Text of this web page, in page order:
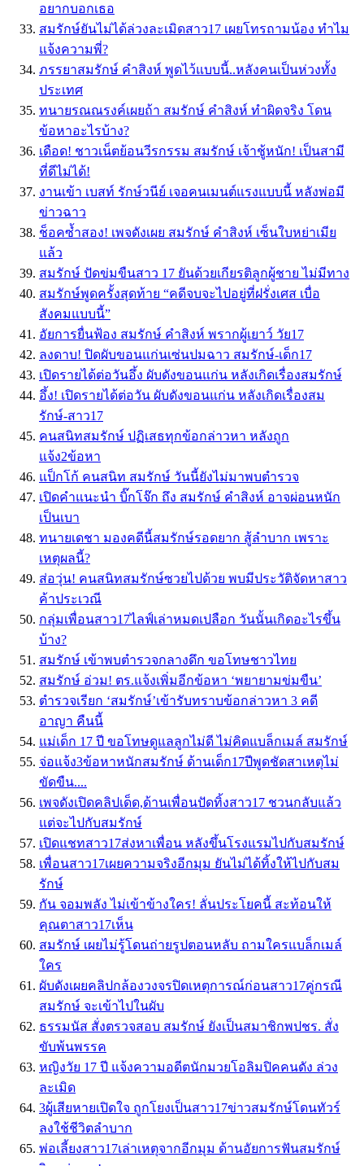
อยากบอกเธอ
สมรักษ์ยันไม่ได้ล่วงละเมิดสาว17 เผยโทรถามน้อง ทำไม
แจ้งความพี่?
ภรรยาสมรักษ์ คำสิงห์ พูดไว้แบบนี้..หลังคนเป็นห่วงทั้ง
ประเทศ
ทนายรณณรงค์เผยถ้า สมรักษ์ คำสิงห์ ทำผิดจริง โดน
ข้อหาอะไรบ้าง?
เดือด! ชาวเน็ตย้อนวีรกรรม สมรักษ์ เจ้าชู้หนัก! เป็นสามี
ที่ดีไม่ได้!
งานเข้า เบสท์ รักษ์วนีย์ เจอคนเมนต์แรงแบบนี้ หลังพ่อมี
ข่าวฉาว
ช็อคซ้ำสอง! เพจดังเผย สมรักษ์ คำสิงห์ เซ็นใบหย่าเมีย
แล้ว
สมรักษ์ ปัดข่มขืนสาว 17 ยันด้วยเกียรติลูกผู้ชาย ไม่มีทาง
สมรักษ์พูดครั้งสุดท้าย “คดีจบจะไปอยู่ที่ฝรั่งเศส เบื่อ
สังคมแบบนี้”
อัยการยื่นฟ้อง สมรักษ์ คำสิงห์ พรากผู้เยาว์ วัย17
ลงดาบ! ปิดผับขอนแก่นเซ่นปมฉาว สมรักษ์-เด็ก17
เปิดรายได้ต่อวันอึ้ง ผับดังขอนแก่น หลังเกิดเรื่องสมรักษ์
อึ้ง! เปิดรายได้ต่อวัน ผับดังขอนแก่น หลังเกิดเรื่องสม
รักษ์-สาว17
คนสนิทสมรักษ์ ปฏิเสธทุกข้อกล่าวหา หลังถูก
แจ้ง2ข้อหา
แป็กโก้ คนสนิท สมรักษ์ วันนี้ยังไม่มาพบตำรวจ
เปิดคำแนะนำ บิ๊กโจ๊ก ถึง สมรักษ์ คำสิงห์ อาจผ่อนหนัก
เป็นเบา
ทนายเดชา มองคดีนี้สมรักษ์รอดยาก สู้ลำบาก เพราะ
เหตุผลนี้?
ส่อวุ่น! คนสนิทสมรักษ์ซวยไปด้วย พบมีประวัติจัดหาสาว
ค้าประเวณี
กลุ่มเพื่อนสาว17ไลฟ์เล่าหมดเปลือก วันนั้นเกิดอะไรขึ้น
บ้าง?
สมรักษ์ เข้าพบตำรวจกลางดึก ขอโทษชาวไทย
สมรักษ์ อ่วม! ตร.แจ้งเพิ่มอีกข้อหา ‘พยายามข่มขืน’
ตำรวจเรียก ‘สมรักษ์’เข้ารับทราบข้อกล่าวหา 3 คดี
อาญา คืนนี้
แม่เด็ก 17 ปี ขอโทษดูแลลูกไม่ดี ไม่คิดแบล็กเมล์ สมรักษ์
จ่อแจ้ง3ข้อหาหนักสมรักษ์ ด้านเด็ก17ปีพูดชัดสาเหตุไม่
ขัดขืน....
เพจดังเปิดคลิปเด็ด,ด้านเพื่อนปัดทิ้งสาว17 ชวนกลับแล้ว
แต่จะไปกับสมรักษ์
เปิดแชทสาว17ส่งหาเพื่อน หลังขึ้นโรงแรมไปกับสมรักษ์
เพื่อนสาว17เผยความจริงอีกมุม ยันไม่ได้ทิ้งให้ไปกับสม
รักษ์
กัน จอมพลัง ไม่เข้าข้างใคร! ลั่นประโยคนี้ สะท้อนให้
คุณตาสาว17เห็น
สมรักษ์ เผยไม่รู้โดนถ่ายรูปตอนหลับ ถามใครแบล็กเมล์
ใคร
ผับดังเผยคลิปกล้องวงจรปิดเหตุการณ์ก่อนสาว17คู่กรณี
สมรักษ์ จะเข้าไปในผับ
ธรรมนัส สั่งตรวจสอบ สมรักษ์ ยังเป็นสมาชิกพปชร. สั่ง
ขับพ้นพรรค
หญิงวัย 17 ปี แจ้งความอดีตนักมวยโอลิมปิคคนดัง ล่วง
ละเมิด
3ผู้เสียหายเปิดใจ ถูกโยงเป็นสาว17ข่าวสมรักษ์โดนทัวร์
ลงใช้ชีวิตลำบาก
พ่อเลี้ยงสาว17เล่าเหตุจากอีกมุม ด้านอัยการฟันสมรักษ์